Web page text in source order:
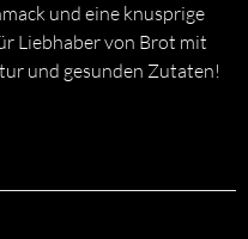
und eine knusprige
Liebhaber von Brot mit
und gesunden Zutaten!